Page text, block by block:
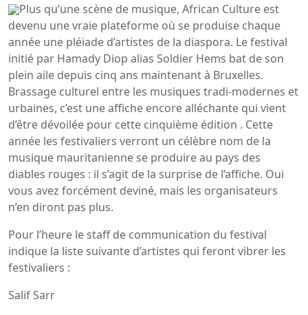
Plus qu’une scène de musique, African Culture est
devenu une vraie plateforme où se produise chaque
année une pléiade d’artistes de la diaspora. Le festival
initié par Hamady Diop alias Soldier Hems bat de son
plein aile depuis cinq ans maintenant à Bruxelles.
Brassage culturel entre les musiques tradi-modernes et
urbaines, c’est une affiche encore alléchante qui vient
d’être dévoilée pour cette cinquième édition . Cette
année les festivaliers verront un célèbre nom de la
musique mauritanienne se produire au pays des
diables rouges : il s’agit de la surprise de l’affiche. Oui
vous avez forcément deviné, mais les organisateurs
n’en diront pas plus.
Pour l’heure le staff de communication du festival
indique la liste suivante d’artistes qui feront vibrer les
festivaliers :
Salif Sarr